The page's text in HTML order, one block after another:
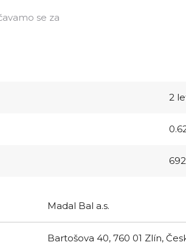
se za
2
Madal Bal a.s.
Bartošova 40, 760 01 Zlín,